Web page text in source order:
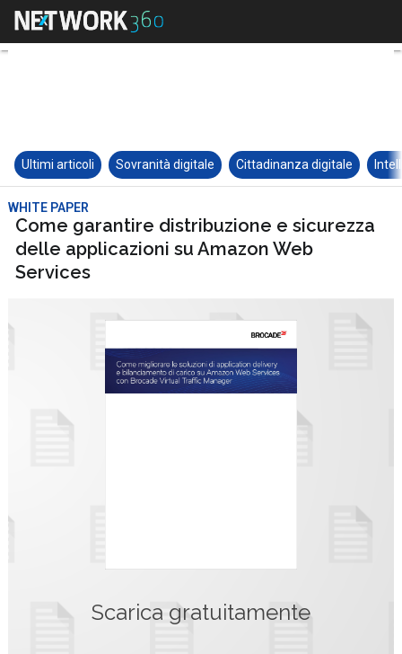
Ultimi articoli Sovranità digitale Cittadinanza digitale
WHITE PAPER
Come garantire distribuzione e sicurezza
delle applicazioni su Amazon Web
Services
Scarica gratuitamente